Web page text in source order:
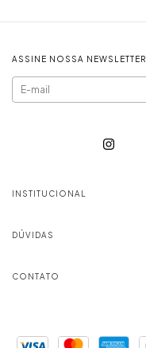
ASSINE NOSSA NEWSLETTER
INSTITUCIONAL
DÚVIDAS
CONTATO